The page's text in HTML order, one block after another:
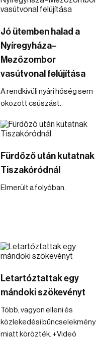
Jó ütemben halad a
Nyíregyháza–
Mezőzombor
vasútvonal felújítása
A rendkívüli nyári hőség sem
okozott csúszást.
Fürdőző után kutatnak
Tiszakóródnál
Elmerült a folyóban.
Letartóztattak egy
mándoki szökevényt
Több, vagyon elleni és
közlekedési bűncselekmény
miatt körözték. +Videó